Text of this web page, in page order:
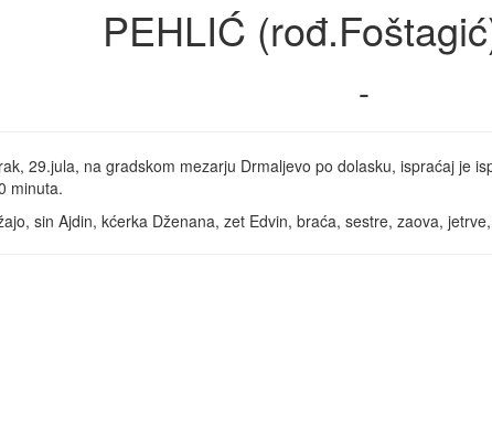
PEHLIĆ
-
29.jula, na gradskom mezarju Drmaljevo po dolasku, ispraćaj je
minuta.
sin Ajdin, kćerka Dženana, zet Edvin, braća, sestre, zaova,